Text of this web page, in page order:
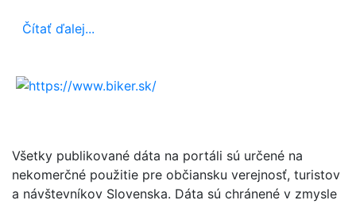
Čítať ďalej...
Všetky publikované dáta na portáli sú určené na
nekomerčné použitie pre občiansku verejnosť, turistov
a návštevníkov Slovenska. Dáta sú chránené v zmysle